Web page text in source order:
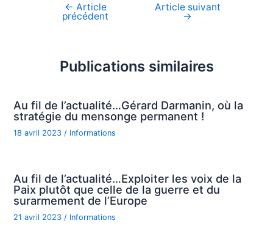
Navigation
← Article
précédent
Article suivant
→
Publications similaires
Au fil de l’actualité…Gérard Darmanin, où la
stratégie du mensonge permanent !
18 avril 2023/ Informations
Au fil de l’actualité…Exploiter les voix de la
Paix plutôt que celle de la guerre et du
surarmement de l’Europe
21 avril 2023 / Informations